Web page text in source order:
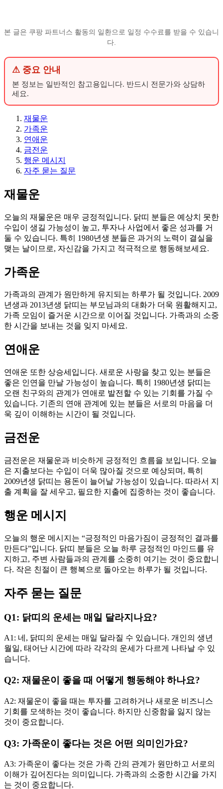
본 글은 쿠팡 파트너스 활동의 일환으로 일정 수수료를 받을 수 있습니
다.
⚠ 중요 안내
본 정보는 일반적인 참고용입니다. 반드시 전문가와 상담하
세요.
재물운
가족운
연애운
금전운
행운 메시지
자주 묻는 질문
재물운
오늘의 재물운은 매우 긍정적입니다. 닭띠 분들은 예상치 못한
수입이 생길 가능성이 높고, 투자나 사업에서 좋은 성과를 거
둘 수 있습니다. 특히 1980년생 분들은 과거의 노력이 결실을
맺는 날이므로, 자신감을 가지고 적극적으로 행동해보세요.
가족운
가족과의 관계가 원만하게 유지되는 하루가 될 것입니다. 2009
년생과 2013년생 닭띠는 부모님과의 대화가 더욱 원활해지고,
가족 모임이 즐거운 시간으로 이어질 것입니다. 가족과의 소중
한 시간을 보내는 것을 잊지 마세요.
연애운
연애운 또한 상승세입니다. 새로운 사랑을 찾고 있는 분들은
좋은 인연을 만날 가능성이 높습니다. 특히 1980년생 닭띠는
오랜 친구와의 관계가 연애로 발전할 수 있는 기회를 가질 수
있습니다. 기존의 연애 관계에 있는 분들은 서로의 마음을 더
욱 깊이 이해하는 시간이 될 것입니다.
금전운
금전운은 재물운과 비슷하게 긍정적인 흐름을 보입니다. 오늘
은 지출보다는 수입이 더욱 많아질 것으로 예상되며, 특히
2009년생 닭띠는 용돈이 늘어날 가능성이 있습니다. 따라서 지
출 계획을 잘 세우고, 필요한 지출에 집중하는 것이 좋습니다.
행운 메시지
오늘의 행운 메시지는 “긍정적인 마음가짐이 긍정적인 결과를
만든다”입니다. 닭띠 분들은 오늘 하루 긍정적인 마인드를 유
지하고, 주변 사람들과의 관계를 소중히 여기는 것이 중요합니
다. 작은 친절이 큰 행복으로 돌아오는 하루가 될 것입니다.
자주 묻는 질문
Q1: 닭띠의 운세는 매일 달라지나요?
A1: 네, 닭띠의 운세는 매일 달라질 수 있습니다. 개인의 생년
월일, 태어난 시간에 따라 각각의 운세가 다르게 나타날 수 있
습니다.
Q2: 재물운이 좋을 때 어떻게 행동해야 하나요?
A2: 재물운이 좋을 때는 투자를 고려하거나 새로운 비즈니스
기회를 모색하는 것이 좋습니다. 하지만 신중함을 잃지 않는
것이 중요합니다.
Q3: 가족운이 좋다는 것은 어떤 의미인가요?
A3: 가족운이 좋다는 것은 가족 간의 관계가 원만하고 서로의
이해가 깊어진다는 의미입니다. 가족과의 소중한 시간을 가지
는 것이 중요합니다.